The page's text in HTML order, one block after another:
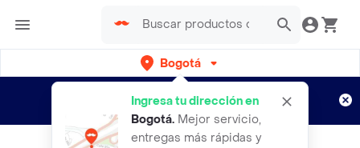
Bogotá
Ingresa tu dirección en
Bogotá. Mejor servicio,
entregas más rápidas y
envíos gratis por semanas
Aplican TyC